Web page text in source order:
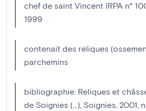
chef de saint Vincent IRPA n°
1999
contenait des reliques
parchemins
bibliographie: Reliques et
de Soignies (...), Soignies, 2001,